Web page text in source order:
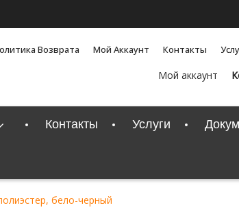
Возврата Мой Аккаунт Контакты
Мой аккаунт
Контакты Услуги
бело-черный